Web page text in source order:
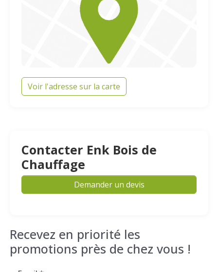
Voir l'adresse sur la carte
Contacter Enk Bois de
Chauffage
Demander un devis
Recevez en priorité les
promotions près de chez vous !